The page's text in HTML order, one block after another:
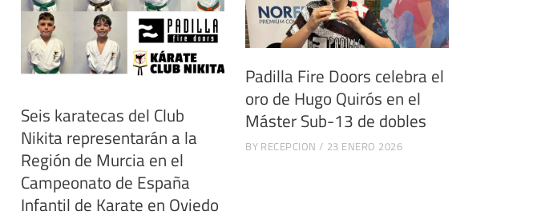
Seis karatecas del Club
Nikita representarán a la
Región de Murcia en el
Campeonato de España
Infantil de Karate en Oviedo
Padilla Fire Doors celebra el
oro de Hugo Quirós en el
Máster Sub-13 de dobles
BY RECEPCION 23 ENERO 2026